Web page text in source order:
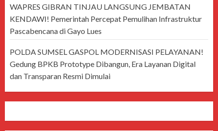
WAPRES GIBRAN TINJAU LANGSUNG JEMBATAN
KENDAWI! Pemerintah Percepat Pemulihan Infrastruktur
Pascabencana di Gayo Lues
POLDA SUMSEL GASPOL MODERNISASI PELAYANAN!
Gedung BPKB Prototype Dibangun, Era Layanan Digital
dan Transparan Resmi Dimulai